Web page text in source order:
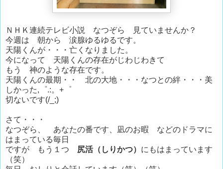
ＮＨＫ連続テレビ小説 なつぞら 見ていませんか？
今週は 朝から 涙腺ゆるゆるです。
天陽くんが・・・亡くなりました。
今になって 天陽くんの存在がじわじわきて
もう 神のような存在です。
天陽くんの最期・・ 北の大地・・・なつとの絆・・・美
しかった,゜.:。+゜
切ないです(/_;)
さて・・・
なつぞら、 あなたの番です、凪のお暇 などのドラマに
はまっている毎日
ですが もう１つ 尻活（しりかつ） にもはまっています
（笑）